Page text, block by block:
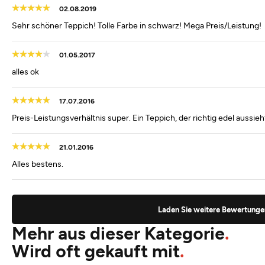
02.08.2019
Sehr schöner Teppich! Tolle Farbe in schwarz! Mega Preis/Leistung!
01.05.2017
alles ok
17.07.2016
Preis-Leistungsverhältnis super. Ein Teppich, der richtig edel
21.01.2016
Alles bestens.
Laden Sie weitere
Mehr aus dieser Kategorie
Wird oft gekauft mit